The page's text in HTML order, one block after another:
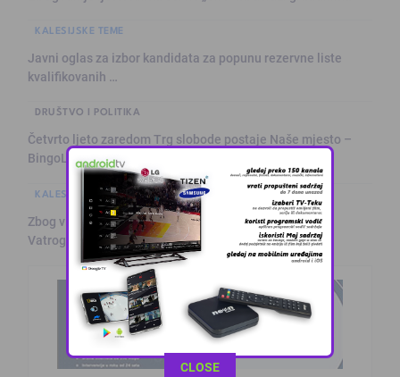
KALESIJSKE TEME
Javni oglas za izbor kandidata za popunu rezervne liste
kvalifikovanih …
DRUŠTVO I POLITIKA
Četvrto ljeto zaredom Trg slobode postaje Naše mjesto –
BingoL …
KALESIJSKE TEME
Zbog visokih temperatura raste opasnost od požara:
Vatrogasci pozivaj …
This popup will close in:
CLOSE